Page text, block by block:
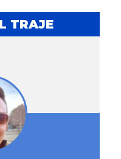
TRAJE